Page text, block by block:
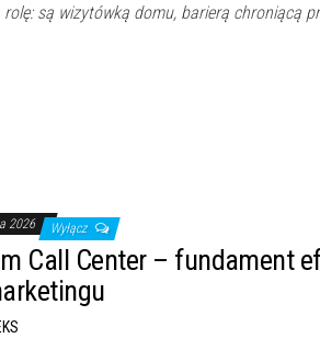
są wizytówką domu, barierą chroniącą
2026 Wyłącz
Call Center – fundament